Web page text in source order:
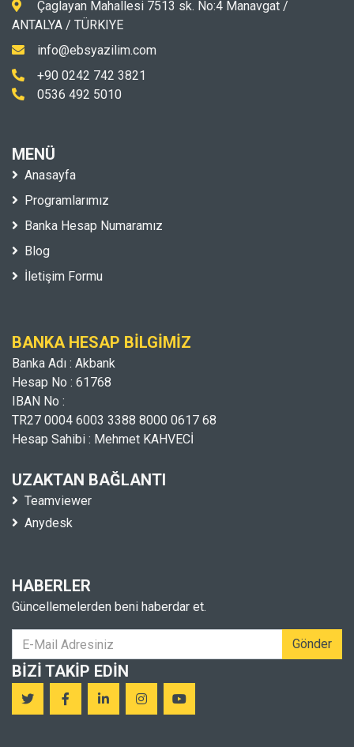
Çaglayan Mahallesi 7513 sk. No:4 Manavgat /
ANTALYA / TÜRKIYE
info@ebsyazilim.com
+90 0242 742 3821
0536 492 5010
MENÜ
Anasayfa
Programlarımız
Banka Hesap Numaramız
Blog
İletişim Formu
BANKA HESAP BILGIMIZ
Banka Adı : Akbank
Hesap No : 61768
IBAN No :
TR27 0004 6003 3388 8000 0617 68
Hesap Sahibi : Mehmet KAHVECİ
UZAKTAN BAĞLANTI
Teamviewer
Anydesk
HABERLER
Güncellemelerden beni haberdar et.
Gönder
BIZI TAKIP EDIN